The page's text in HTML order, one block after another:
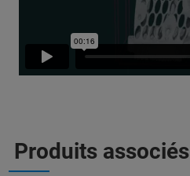
Produits associés